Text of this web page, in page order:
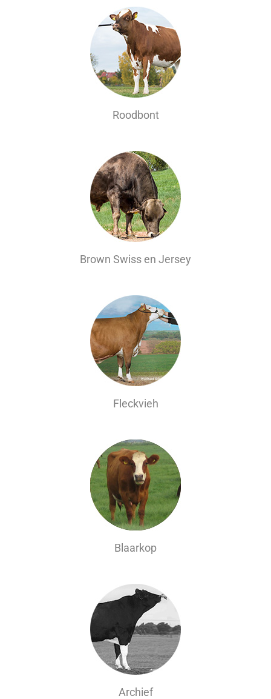
Roodbont
Brown Swiss en Jersey
Fleckvieh
Blaarkop
Archief